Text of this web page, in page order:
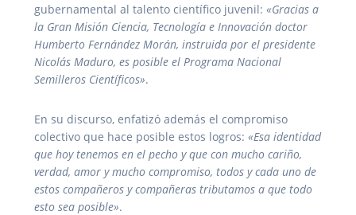
gubernamental al talento científico juvenil: «Gracias a
la Gran Misión Ciencia, Tecnología e Innovación doctor
Humberto Fernández Morán, instruida por el presidente
Nicolás Maduro, es posible el Programa Nacional
Semilleros Científicos».
En su discurso, enfatizó además el compromiso
colectivo que hace posible estos logros: «Esa identidad
que hoy tenemos en el pecho y que con mucho cariño,
verdad, amor y mucho compromiso, todos y cada uno de
estos compañeros y compañeras tributamos a que todo
esto sea posible».